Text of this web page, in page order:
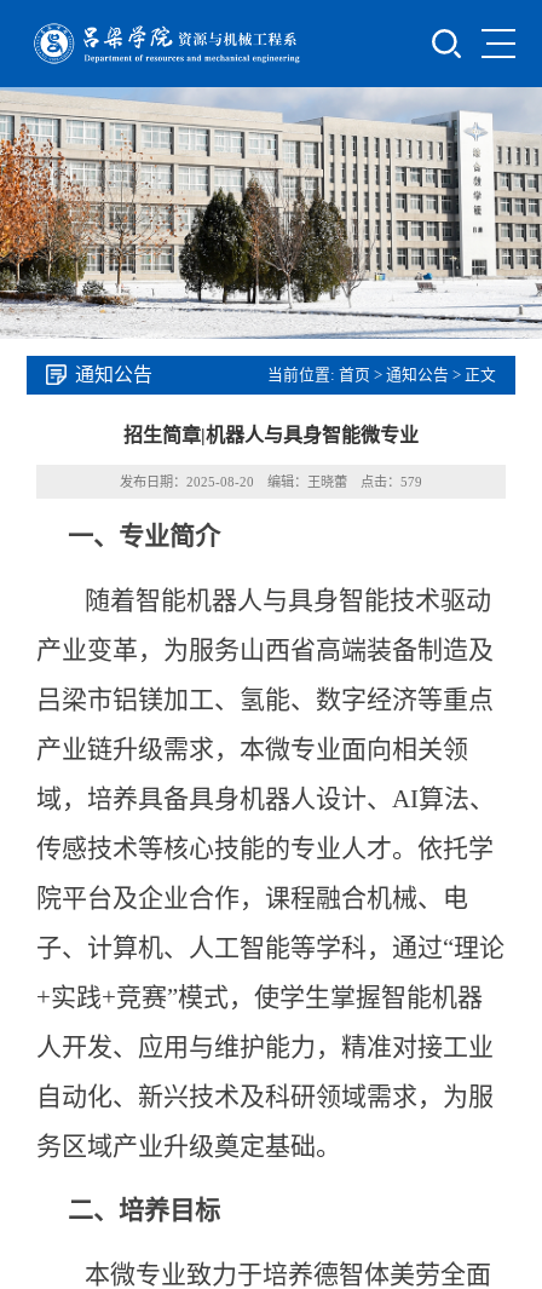
通知公告 当前位置: 首页 > 通知公告 > 正文
招生简章|机器人与具身智能微专业
发布日期：2025-08-20 编辑：王晓蕾 点击： 579
一、 专业简介
随着智能机器人与具身智能技术驱动
产业变革，为服务山西省高端装备制造及
吕梁市铝镁加工、氢能、数字经济等重点
产业链升级需求，本微专业面向相关领
域，培养具备具身机器人设计、AI算法、
传感技术等核心技能的专业人才。依托学
院平台及企业合作，课程融合机械、电
子、计算机、人工智能等学科，通过“理论
+实践+竞赛”模式，使学生掌握智能机器
人开发、应用与维护能力，精准对接工业
自动化、新兴技术及科研领域需求，为服
务区域产业升级奠定基础。
二、 培养目标
本微专业致力于培养德智体美劳全面